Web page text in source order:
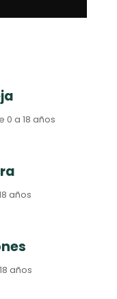
0 a 18 años
años
años